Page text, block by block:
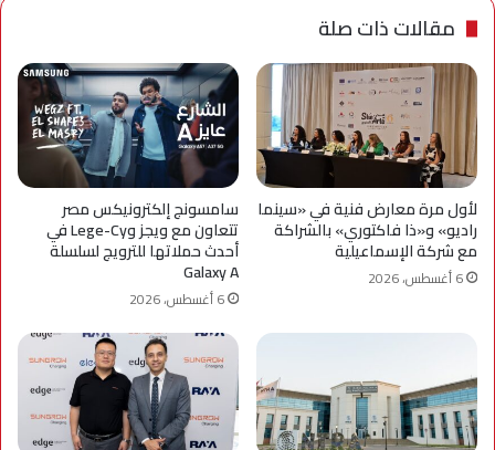
مقالات ذات صلة
لأول مرة معارض فنية في «سينما
راديو» و«ذا فاكتوري» بالشراكة
مع شركة الإسماعيلية
6 أغسطس، 2026
سامسونج إلكترونيكس مصر
تتعاون مع ويجز وLege-Cy في
أحدث حملاتها للترويج لسلسلة
Galaxy A
6 أغسطس، 2026